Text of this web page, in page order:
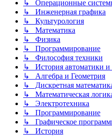
↳ Операционные
↳ Инженерная графика
↳ Культурология
↳ Математика
↳ Физика
↳ Программирование
↳ Философия техники
↳ История автоматики и
↳ Алгебра и Геометрия
↳ Дискретная
↳ Математическая
↳ Электротехника
↳ Программирование
↳ Графическое
↳ История